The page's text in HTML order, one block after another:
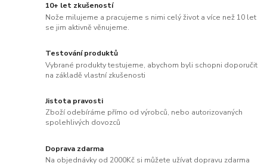
10+ let zkušeností
Nože milujeme a pracujeme s nimi celý život a více než 10 let
se jim aktivně věnujeme.
Testování produktů
Vybrané produkty testujeme, abychom byli schopni doporučit
na základě vlastní zkušenosti
Jistota pravosti
Zboží odebíráme přímo od výrobců, nebo autorizovaných
spolehlivých dovozců
Doprava zdarma
Na objednávky od 2000Kč si můžete užívat dopravu zdarma